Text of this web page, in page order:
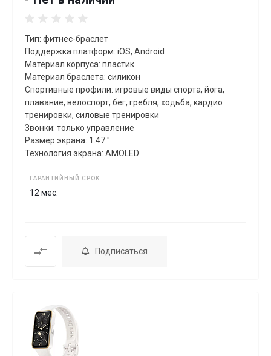
Тип: фитнес-браслет
Поддержка платформ: iOS, Android
Материал корпуса: пластик
Материал браслета: силикон
Спортивные профили: игровые виды спорта, йога,
плавание, велоспорт, бег, гребля, xодьба, кардио
тренировки, силовые тренировки
Звонки: только управление
Размер экрана: 1.47 "
Технология экрана: AMOLED
ГАРАНТИЙНЫЙ СРОК
12 мес.
Подписаться